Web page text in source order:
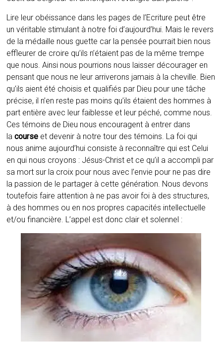
Lire leur obéissance dans les pages de l’Ecriture peut être
un véritable stimulant à notre foi d’aujourd’hui. Mais le revers
de la médaille nous guette car la pensée pourrait bien nous
effleurer de croire qu’ils n’étaient pas de la même trempe
que nous. Ainsi nous pourrions nous laisser décourager en
pensant que nous ne leur arriverons jamais à la cheville. Bien
qu’ils aient été choisis et qualifiés par Dieu pour une tâche
précise, il n’en reste pas moins qu’ils étaient des hommes à
part entière avec leur faiblesse et leur péché, comme nous.
Ces témoins de Dieu nous encouragent à entrer dans
lacourse et devenir à notre tour des témoins. La foi qui
nous anime aujourd’hui consiste à reconnaître qui est Celui
en qui nous croyons : Jésus-Christ et ce qu’il a accompli par
sa mort sur la croix pour nous avec l’envie pour ne pas dire
la passion de le partager à cette génération. Nous devons
toutefois faire attention à ne pas avoir foi à des structures,
à des hommes ou en nos propres capacités intellectuelle
et/ou financière. L’appel est donc clair et solennel :